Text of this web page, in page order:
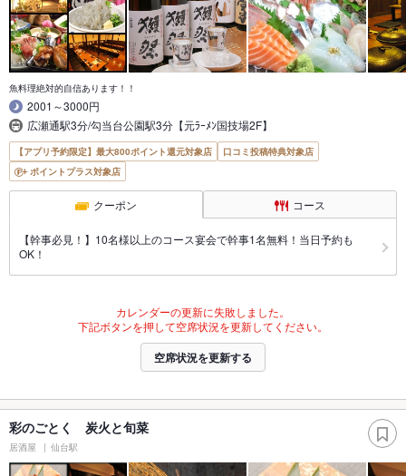
魚料理絶対的自信あります！！
2001～3000円
広瀬通駅3分/勾当台公園駅3分【元ﾗｰﾒﾝ国技場2F】
【アプリ予約限定】最大800ポイント還元対象店
口コミ投稿特典対象店
ポイントプラス対象店
クーポン コース
【幹事必見！】10名様以上のコース宴会で幹事1名無料！当日予約も
OK！
カレンダーの更新に失敗しました。
下記ボタンを押して空席状況を更新してください。
空席状況を更新する
彩のごとく 炭火と旬菜
居酒屋 仙台駅